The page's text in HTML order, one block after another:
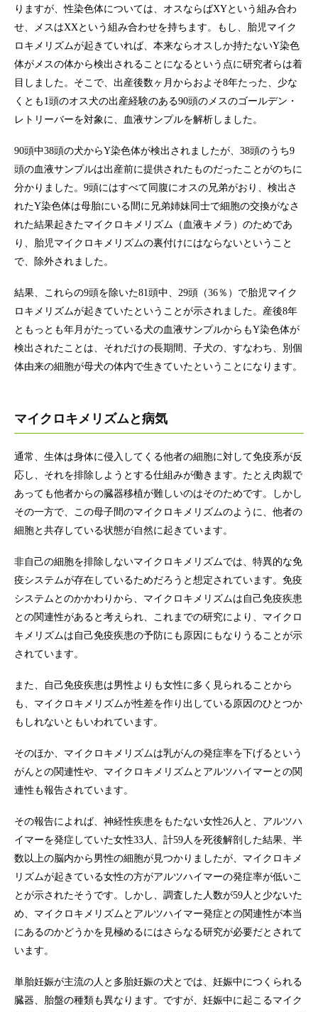
りますが、性染色体については、オスならばXYという組み合わ
せ、メスはXXという組み合わせを持ちます。もし、胎児マイク
ロキメリズムが起きていれば、本来ならオスしか持たないY染色
体がメスの体から検出されることになるという点に研究者らは着
目しました。そこで、出産後数ヶ月からおよそ8年たった、少な
くとも1頭のオス犬の出産経験のある90頭のメスのゴールデン・
レトリーバーを対象に、血液サンプルを解析しました。
90頭中38頭の犬からY染色体が検出されましたが、38頭のうち9
頭の血液サンプルは出産前に提供されたものだったことがのちに
分かりました。9頭にはすべて同腹にオスの兄弟がおり、検出さ
れたY染色体は母胎にいる間に兄弟姉妹同士で細胞の交換がなさ
れた結果起きたマイクロキメリズム（血液キメラ）のためであ
り、胎児マイクロキメリズムの裏付けにはならないということ
で、除外されました。
結果、これらの9頭を除いた81頭中、29頭（36％）で胎児マイク
ロキメリズムが起きていたということが示されました。産後8年
ともっとも年月がたっている犬の血液サンプルからもY染色体が
検出されたことは、それだけの長期間、子犬の、すなわち、別個
体由来の細胞が母犬の体内で生きていたということになります。
マイクロキメリズムと病気
通常、生体は身体に侵入してくる他者の細胞に対して免疫系が反
応し、それを排除しようとする仕組みが働きます。たとえ肉親で
あっても他者からの臓器移植が難しいのはそのためです。しかし
その一方で、この母子間のマイクロキメリズムのように、他者の
細胞と共存している状態が自然に起きています。
非自己の細胞を排除しないマイクロキメリズムでは、特異的な免
疫システムが存在しているためだろうと想定されています。免疫
システムとのかかわりから、マイクロキメリズムは自己免疫疾患
との関連性があると考えられ、これまでの研究により、マイクロ
キメリズムは自己免疫疾患の予防にも原因にもなりうることが示
されています。
また、自己免疫疾患は男性よりも女性に多く見られることから
も、マイクロキメリズムが性差を作り出している原因のひとつか
もしれないともいわれています。
そのほか、マイクロキメリズムは乳がんの発症率を下げるという
がんとの関連性や、マイクロキメリズムとアルツハイマーとの関
連性も報告されています。
その報告によれば、神経性疾患をもたない女性26人と、アルツハ
イマーを発症していた女性33人、計59人を死後解剖した結果、半
数以上の脳内から男性の細胞が見つかりましたが、マイクロキメ
リズムが起きている女性の方がアルツハイマーの発症率が低いこ
とが示されたそうです。しかし、調査した人数が59人と少ないた
め、マイクロキメリズムとアルツハイマー発症との関連性が本当
にあるのかどうかを見極めるにはさらなる研究が必要だとされて
います。
単胎妊娠が主流の人と多胎妊娠の犬とでは、妊娠中につくられる
臓器、胎盤の種類も異なります。ですが、妊娠中に起こるマイク